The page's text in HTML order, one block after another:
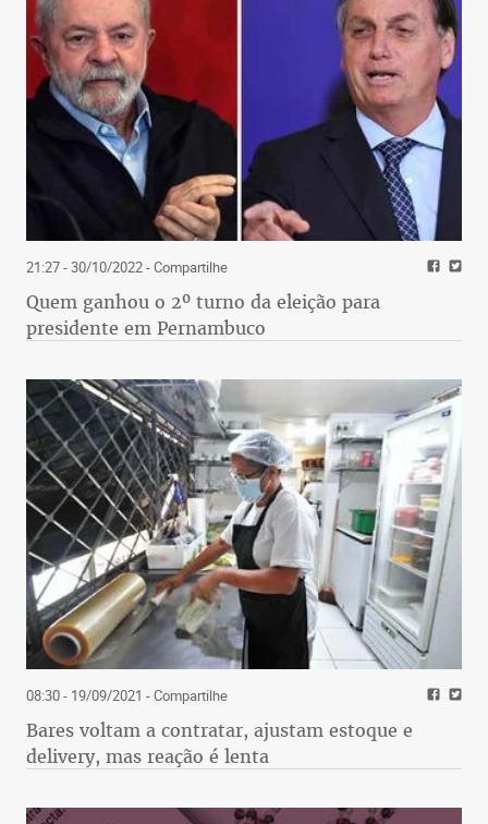
21:27 - 30/10/2022- Compartilhe
Quem ganhou o 2º turno da eleição para
presidente em Pernambuco
08:30 - 19/09/2021 - Compartilhe
Bares voltam a contratar, ajustam estoque e
delivery, mas reação é lenta